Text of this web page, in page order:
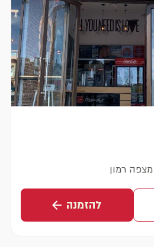
להזמנה